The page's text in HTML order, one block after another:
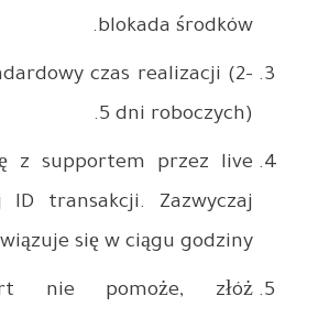
Odczekaj
chat –
problem
Jeśli